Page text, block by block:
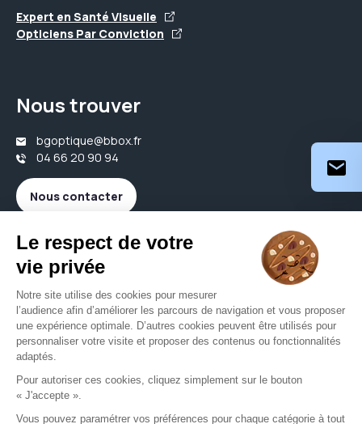
Expert en Santé Visuelle
Opticiens Par Conviction
Votre opticien proche de vous
Opticien Bouillargues
Opticien Caissargues
Opticien Garons
Opticien Redessan
Opticien Rodilhan
Nous trouver
bgoptique@bbox.fr
04 66 20 90 94
Nous contacter